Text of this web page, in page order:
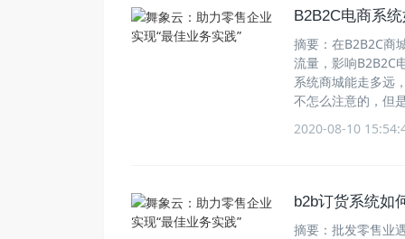
B2B2C电商系
摘要：在B2B2C商
流量，影响B2B2C
系统商城能走多远
不怎么注意的，但
2020-08-10
b2b订货系统如
摘要：批发零售业